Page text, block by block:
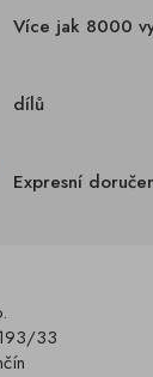
Více jak 8000
dílů
Expresní
33